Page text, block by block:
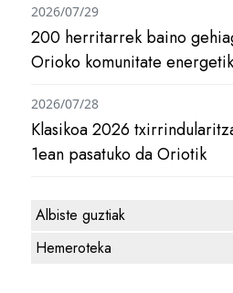
200 herritarrek baino
Orioko komunitate
2026/07/29
Klasikoa 2026
1ean pasatuko da Oriotik
2026/07/28
Albiste guztiak
Hemeroteka